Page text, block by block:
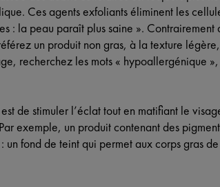
Ces agents exfoliants éliminent les
: la peau paraît plus saine ». Contrairement
un produit non gras, à la texture
recherchez les mots « hypoallergénique
de stimuler l’éclat tout en matifiant le
exemple, un produit contenant des
un fond de teint qui permet aux corps gras